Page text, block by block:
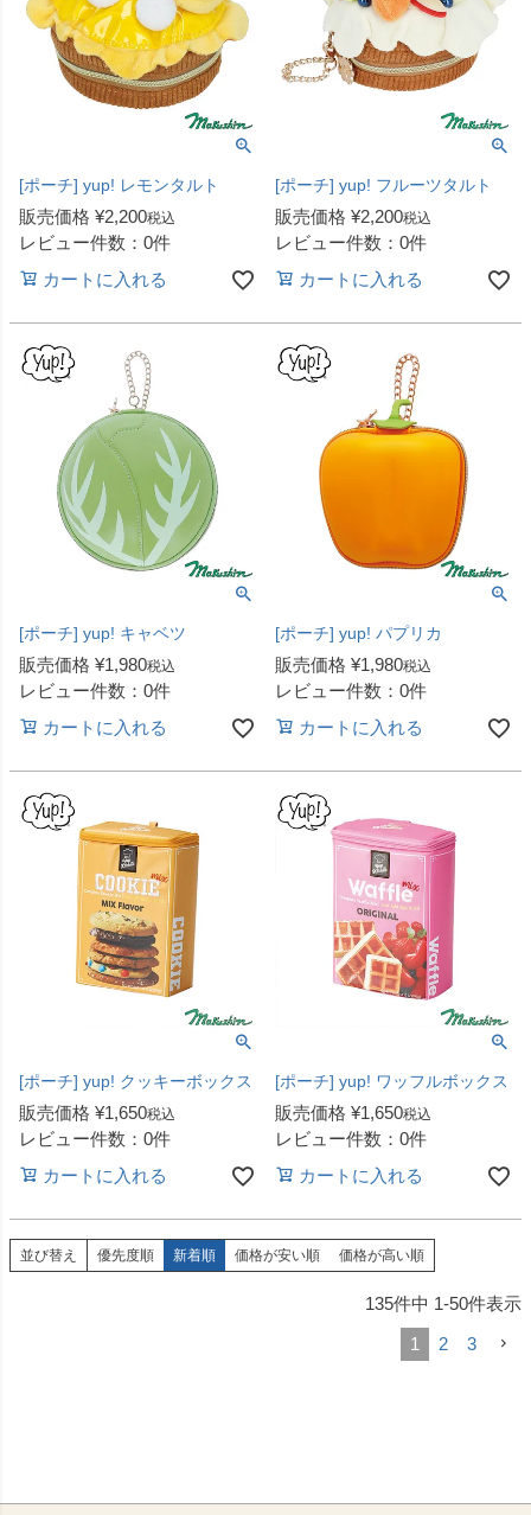
[ポーチ] yup! レモンタルト
販売価格 ¥2,200税込
レビュー件数：0件
カートに入れる
[ポーチ] yup! フルーツタルト
販売価格 ¥2,200税込
レビュー件数：0件
カートに入れる
[ポーチ] yup! キャベツ
販売価格 ¥1,980税込
レビュー件数：0件
カートに入れる
[ポーチ] yup! パプリカ
販売価格 ¥1,980税込
レビュー件数：0件
カートに入れる
[ポーチ] yup! クッキーボックス
販売価格 ¥1,650税込
レビュー件数：0件
カートに入れる
[ポーチ] yup! ワッフルボックス
販売価格 ¥1,650税込
レビュー件数：0件
カートに入れる
並び替え 優先度順 新着順 価格が安い順 価格が高い順
135件中 1-50件表示
1
2 3